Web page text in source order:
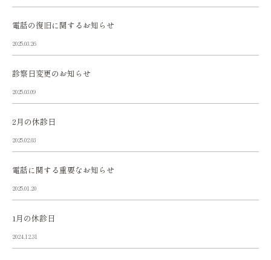
電話の復旧に関するお知らせ
2025.03.26
診察日変更のお知らせ
2025.03.09
2月の休診日
2025.02.03
電話に関する重要なお知らせ
2025.01.20
1月の休診日
2024.12.31